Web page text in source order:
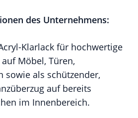
des Unternehmens:
Klarlack für hochwertige
Möbel, Türen,
sowie als schützender,
auf bereits
im Innenbereich.